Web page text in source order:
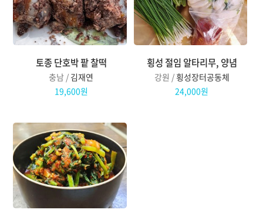
토종 단호박 팥 찰떡
충남 / 김재연
19,600원
횡성 절임 알타리무, 양념
강원 / 횡성장터공동체
24,000원